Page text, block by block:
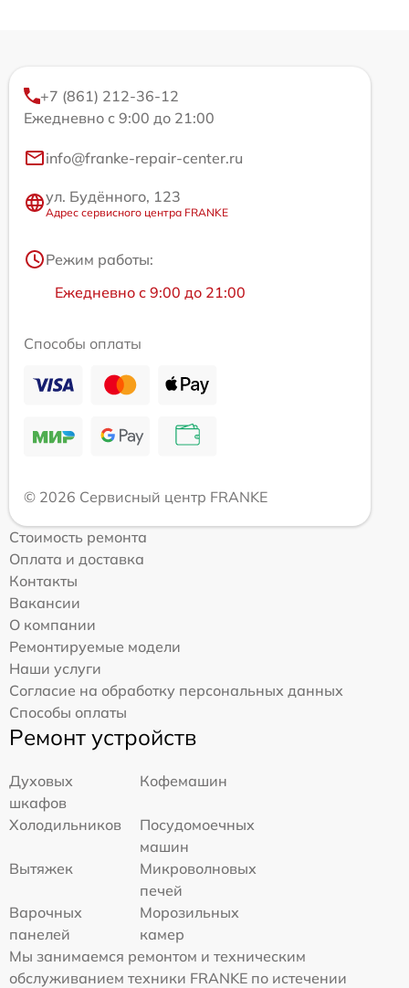
+7 (861) 212-36-12
Ежедневно с 9:00 до 21:00
info@franke-repair-center.ru
ул. Будённого, 123
Адрес сервисного центра FRANKE
Режим работы:
Ежедневно с 9:00 до 21:00
Способы оплаты
© 2026 Сервисный центр FRANKE
Стоимость ремонта
Оплата и доставка
Контакты
Вакансии
О компании
Ремонтируемые модели
Наши услуги
Согласие на обработку персональных данных
Способы оплаты
Ремонт устройств
Духовых
шкафов
Кофемашин
Холодильников
Посудомоечных
машин
Вытяжек
Микроволновых
печей
Варочных
панелей
Морозильных
камер
Мы занимаемся ремонтом и техническим
обслуживанием техники FRANKE по истечении